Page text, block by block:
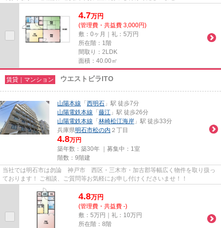
4.7万円
(管理費・共益費 3,000円)
敷：0ヶ月｜礼：5万円
所在階：1階
間取り：2LDK
面積：40.00㎡
賃貸｜マンション ウエストビラITO
山陽本線 「 西明石 」駅 徒歩7分
山陽電鉄本線 「 藤江 」駅 徒歩26分
山陽電鉄本線 「 林崎松江海岸 」駅 徒歩33分
兵庫県明石市松の内 ２丁目
4.8万円
築年数：築30年 ｜募集中： 1室
階数：9階建
当社では明石市は勿論 神戸市 西区・三木市・加古郡等幅広く物件を取り扱っ
ております！ ご相談、ご質問等お気軽にお申し付けくださいませ！！
4.8万円
(管理費・共益費 -)
敷：5万円｜礼：10万円
所在階：8階